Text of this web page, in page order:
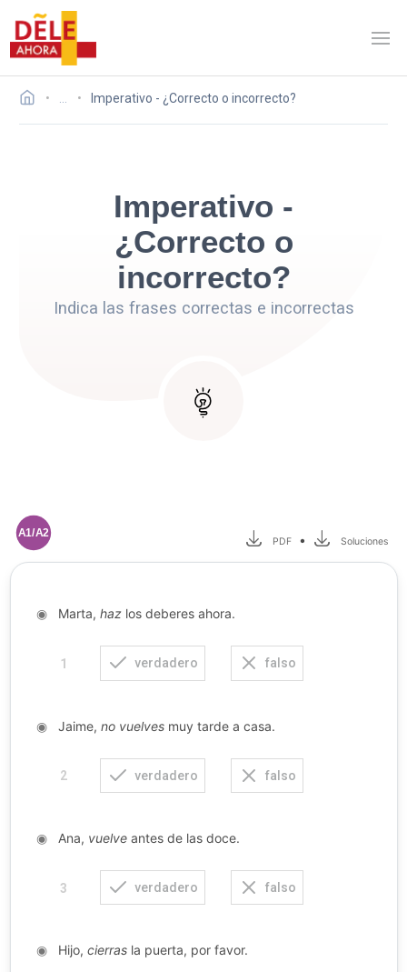
Imperativo - ¿Correcto o incorrecto?
Imperativo -
¿Correcto o
incorrecto?
Indica las frases correctas e incorrectas
A1/A2
PDF • Soluciones
◉Marta, hazlos deberes ahora.
1 verdadero falso
◉Jaime, no vuelvesmuy tarde a casa.
2 verdadero falso
◉Ana, vuelveantes de las doce.
3 verdadero falso
◉Hijo, cierrasla puerta, por favor.